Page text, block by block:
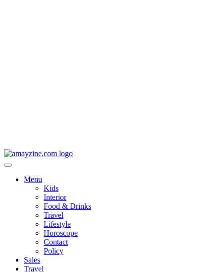
Menu
Kids
Interior
Food & Drinks
Travel
Lifestyle
Horoscope
Contact
Policy
Sales
Travel